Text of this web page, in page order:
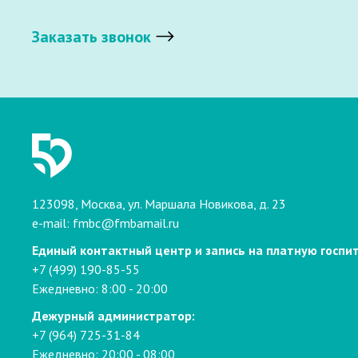
Заказать звонок
123098, Москва, ул. Маршала Новикова, д. 23
e-mail: fmbc@fmbamail.ru
Единый контактный центр и запись на платную
+7 (499) 190-85-55
Ежедневно: 8:00 - 20:00
Дежурный администратор:
+7 (964) 725-31-84
Ежедневно: 20:00 - 08:00